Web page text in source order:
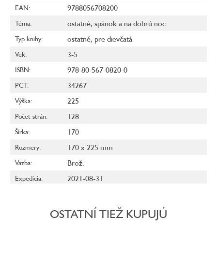
EAN: 9788056708200
Téma: ostatné, spánok a na dobrú noc
Typ knihy: ostatné, pre dievčatá
Vek: 3-5
ISBN: 978-80-567-0820-0
PCT: 34267
Výška: 225
Počet strán: 128
Šírka: 170
Rozmery: 170 x 225 mm
Väzba: Brož.
Expedícia: 2021-08-31
OSTATNÍ TIEŽ KUPUJÚ